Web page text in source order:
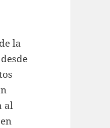
la
al